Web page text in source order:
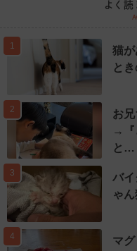
1
猫が
と
2
お
→『
と…
3
バ
ゃ
4
マ